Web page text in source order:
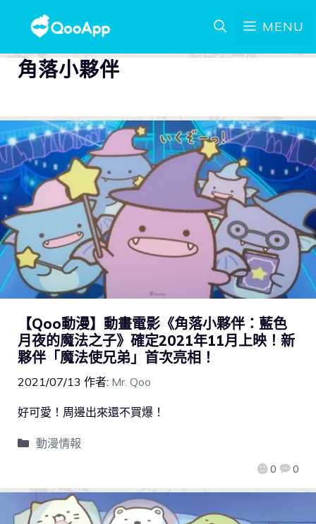
MENU
角落小夥伴
【Qoo動漫】動畫電影《角落小夥伴：藍色
月夜的魔法之子》確定2021年11月上映！新
夥伴「魔法使兄弟」首次亮相！
2021/07/13 作者: Mr. Qoo
0 0
好可愛！周邊出來還不買爆！
動漫情報